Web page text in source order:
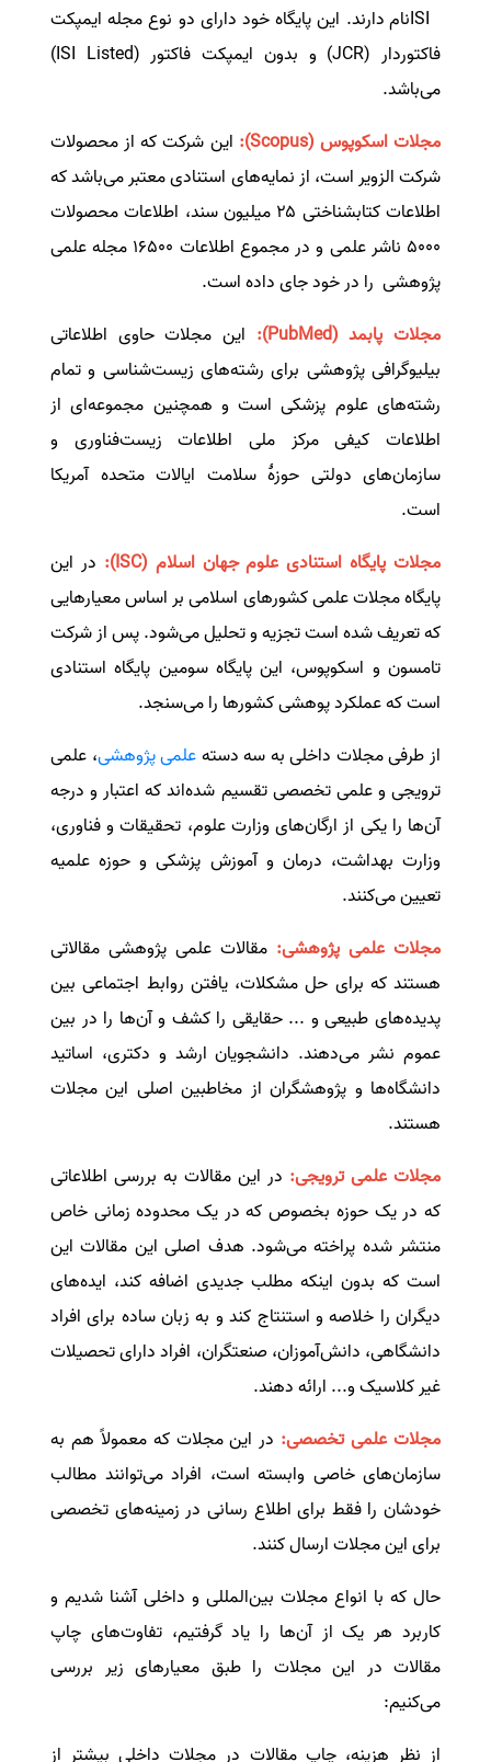
نام دارند. این پایگاه خود دارای دو نوع مجله ایمپکت
فاکتوردار (JCR) و بدون ایمپکت فاکتور (ISI Listed)
می‌باشد.
مجلات اسکوپوس (Scopus)
: این شرکت که از محصولات
شرکت الزویر است، از نمایه‌های استنادی معتبر می‌باشد که
اطلاعات کتابشناختی ۲۵ میلیون سند، اطلاعات محصولات
۵۰۰۰ ناشر علمی و در مجموع اطلاعات ۱۶۵۰۰ مجله علمی
پژوهشی را در خود جای داده است.
مجلات پابمد (PubMed)
: این مجلات حاوی اطلاعاتی
بیلیوگرافی پژوهشی برای رشته‌های زیست‌شناسی و تمام
رشته‌های علوم پزشکی است و همچنین مجموعه‌ای از
اطلاعات کیفی مرکز ملی اطلاعات زیست‌فناوری و
سازمان‌های دولتی حوزۀ سلامت ایالات متحده آمریکا
است.
مجلات پایگاه استنادی علوم جهان اسلام (ISC)
: در این
پایگاه مجلات علمی کشورهای اسلامی بر اساس معیارهایی
که تعریف شده است تجزیه و تحلیل می‌شود. پس از شرکت
تامسون و اسکوپوس، این پایگاه سومین پایگاه استنادی
است که عملکرد پوهشی کشورها را می‌سنجد.
از طرفی مجلات داخلی به سه دستهعلمی پژوهشی، علمی
ترویجی و علمی تخصصی تقسیم شده‌اند که اعتبار و درجه
آن‌ها را یکی از ارگان‌های وزارت علوم، تحقیقات و فناوری،
وزارت بهداشت، درمان و آموزش پزشکی و حوزه علمیه
تعیین می‌کنند.
مجلات علمی پژوهشی: مقالات علمی پژوهشی مقالاتی
هستند که برای حل مشکلات، یافتن روابط اجتماعی بین
پدیده‌های طبیعی و ... حقایقی را کشف و آن‌ها را در بین
عموم نشر می‌دهند. دانشجویان ارشد و دکتری، اساتید
دانشگاه‌ها و پژوهشگران از مخاطبین اصلی این مجلات
هستند.
مجلات علمی ترویجی: در این مقالات به بررسی اطلاعاتی
که در یک حوزه بخصوص که در یک محدوده زمانی خاص
منتشر شده پراخته می‌شود. هدف اصلی این مقالات این
است که بدون اینکه مطلب جدیدی اضافه کند، ایده‌های
دیگران را خلاصه و استنتاج کند و به زبان ساده برای افراد
دانشگاهی، دانش‌آموزان، صنعتگران، افراد دارای تحصیلات
غیر کلاسیک و... ارائه دهند.
مجلات علمی تخصصی: در این مجلات که معمولاً هم به
سازمان‌های خاصی وابسته است، افراد می‌توانند مطالب
خودشان را فقط برای اطلاع رسانی در زمینه‌های تخصصی
برای این مجلات ارسال کنند.
حال که با انواع مجلات بین‌المللی و داخلی آشنا شدیم و
کاربرد هر یک از آن‌ها را یاد گرفتیم، تفاوت‌های چاپ
مقالات در این مجلات را طبق معیارهای زیر بررسی
می‌کنیم:
از نظر هزینه، چاپ مقالات در مجلات داخلی بیشتر از